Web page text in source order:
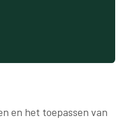
en het toepassen van